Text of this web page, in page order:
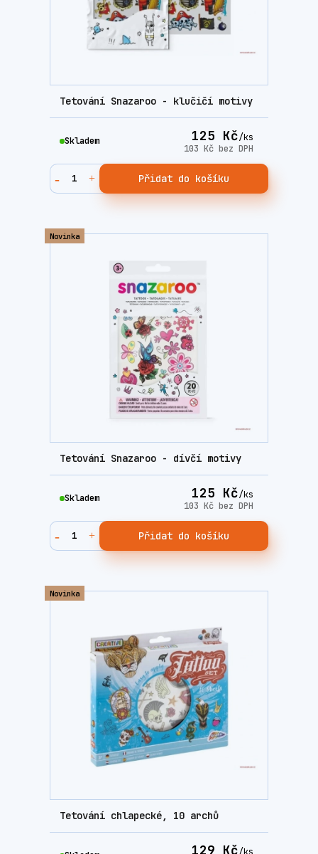
Tetování Snazaroo - klučičí motivy
125 Kč/ks
103 Kč bez DPH
Skladem
Přidat do košíku
Novinka
Tetování Snazaroo - dívčí motivy
125 Kč/ks
103 Kč bez DPH
Skladem
Přidat do košíku
Novinka
Tetování chlapecké, 10 archů
129 Kč